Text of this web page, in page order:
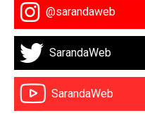
@sarandaweb
SarandaWeb
SarandaWeb